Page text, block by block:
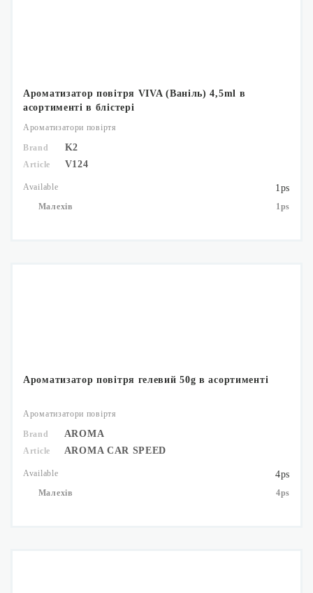
Ароматизатор повітря VIVA (Ваніль) 4,5ml в
асортименті в блістері
Ароматизатори повіртя
Brand K2
Article V124
Available 1ps
Малехів 1ps
Ароматизатор повітря гелевий 50g в асортименті
Ароматизатори повіртя
Brand AROMA
Article AROMA CAR SPEED
Available 4ps
Малехів 4ps